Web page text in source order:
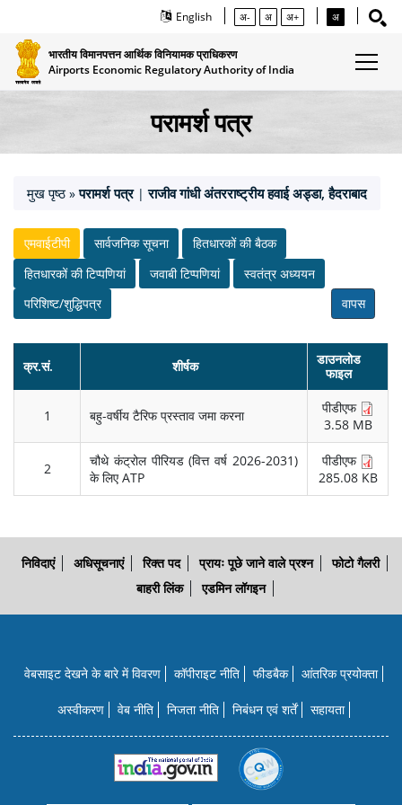
English अ- अ अ+ अ
भारतीय विमानपत्तन आर्थिक विनियामक प्राधिकरण
Airports Economic Regulatory Authority of India
परामर्श पत्र
मुख पृष्ठ » परामर्श पत्र |राजीव गांधी अंतरराष्ट्रीय हवाई अड्डा, हैदराबाद
एमवाईटीपी सार्वजनिक सूचना
हितधारकों की बैठक
हितधारकों की टिप्‍पणियां
जवाबी टिप्‍पणियां
स्‍वतंत्र अध्‍ययन
परिशिष्ट/शुद्धिपत्र
वापस
क्र.सं. शीर्षक
डाउनलोड
फाइल
1 बहु-वर्षीय टैरिफ प्रस्ताव जमा करना
पीडीएफ
3.58 MB
2
चौथे कंट्रोल पीरियड (वित्त वर्ष 2026-2031)
के लिए ATP
पीडीएफ
285.08 KB
निविदाएं अधिसूचनाएं रिक्त पद प्रायः पूछे जाने वाले प्रश्न
फोटो गैलरी
बाहरी लिंक
एडमिन लॉगइन
वेबसाइट देखने के बारे में विवरण कॉपीराइट नीति फीडबैक आंतरिक प्रयोक्‍ता
अस्वीकरण वेब नीति निजता नीति निबंधन एवं शर्तें सहायता